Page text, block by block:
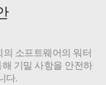
소프트웨어의 워터
기밀 사항을 안전하
다.